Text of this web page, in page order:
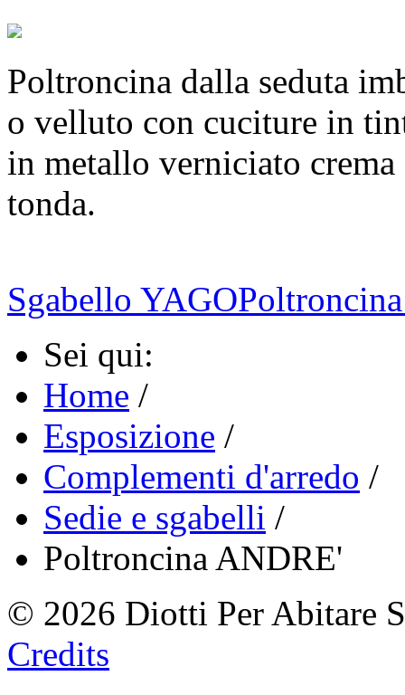
Poltroncina dalla seduta
o velluto con cuciture in
in metallo verniciato
tonda.
Sgabello YAGO
Sei qui:
Home /
Esposizione /
Complementi d'arredo /
Sedie e sgabelli /
Poltroncina ANDRE'
© 2026 Diotti Per Abitare
Credits